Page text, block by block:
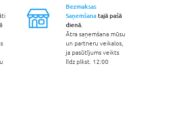
Bezmaksas
Saņemšanatajā pašā
dienā.
Ātra saņemšana mūsu
un partneru veikalos,
ja pasūtījums veikts
līdz plkst. 12:00